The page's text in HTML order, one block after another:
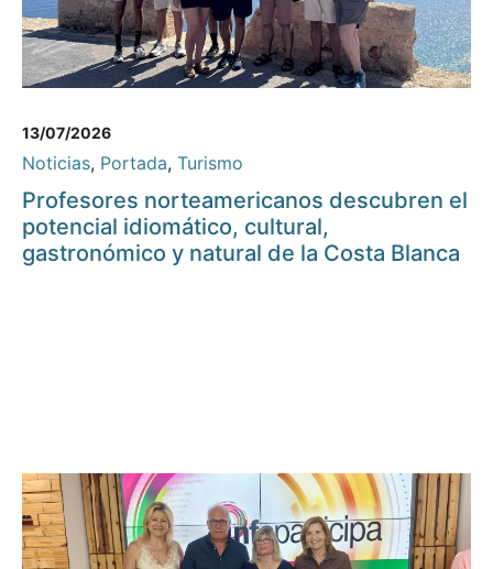
13/07/2026
Noticias, Portada, Turismo
Profesores norteamericanos descubren el
potencial idiomático, cultural,
gastronómico y natural de la Costa Blanca